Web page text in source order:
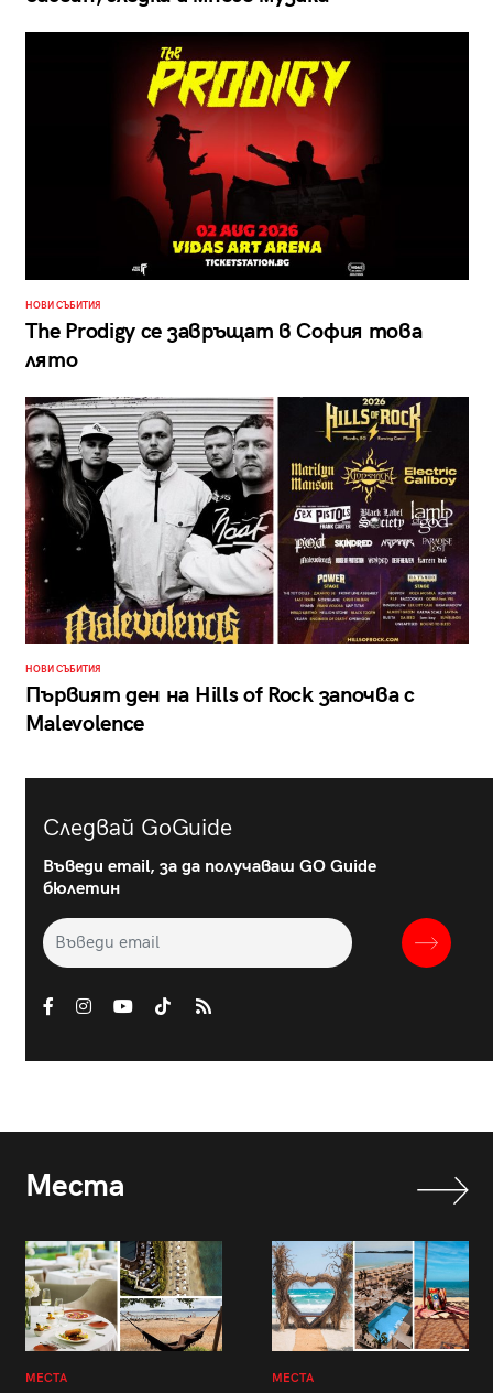
НОВИ СЪБИТИЯ
The Prodigy се завръщат в София това
лято
НОВИ СЪБИТИЯ
Първият ден на Hills of Rock започва с
Malevolence
Следвай GoGuide
Въведи email, за да получаваш GO Guide
бюлетин
Места
МЕСТА МЕСТА